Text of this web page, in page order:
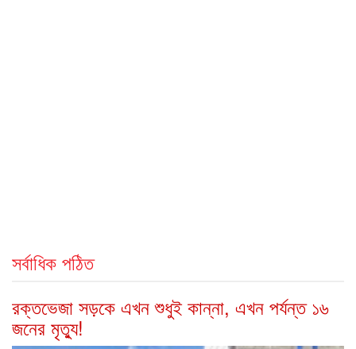
সর্বাধিক পঠিত
রক্তভেজা সড়কে এখন শুধুই কান্না, এখন পর্যন্ত ১৬
জনের মৃত্যু!